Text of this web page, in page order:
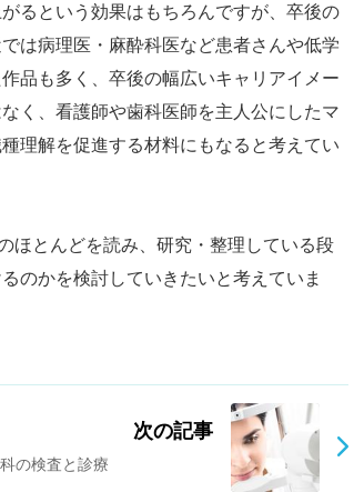
るという効果はもちろんですが、卒後の
は病理医・麻酔科医など患者さんや低学
品も多く、卒後の幅広いキャリアイメー
く、看護師や歯科医師を主人公にしたマ
理解を促進する材料にもなると考えてい
ほとんどを読み、研究・整理している段
のかを検討していきたいと考えていま
次の記事
の検査と診療